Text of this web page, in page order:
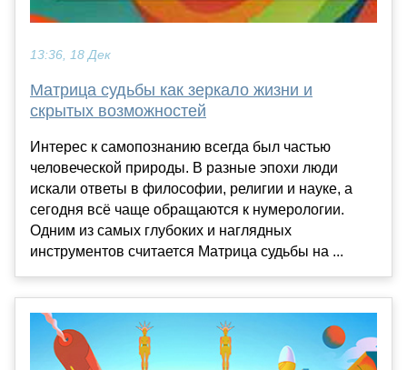
13:36, 18 Дек
Матрица судьбы как зеркало жизни и
скрытых возможностей
Интерес к самопознанию всегда был частью
человеческой природы. В разные эпохи люди
искали ответы в философии, религии и науке, а
сегодня всё чаще обращаются к нумерологии.
Одним из самых глубоких и наглядных
инструментов считается Матрица судьбы на ...